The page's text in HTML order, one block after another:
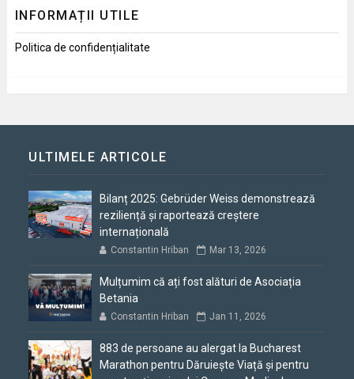
INFORMAȚII UTILE
Politica de confidențialitate
ULTIMELE ARTICOLE
Bilanț 2025: Gebrüder Weiss demonstrează
reziliență și raportează creștere
internațională
Constantin Hriban Mar 13, 2026
Mulțumim că ați fost alături de Asociația
Betania
Constantin Hriban Jan 11, 2026
883 de persoane au alergat la Bucharest
Marathon pentru Dăruiește Viață și pentru